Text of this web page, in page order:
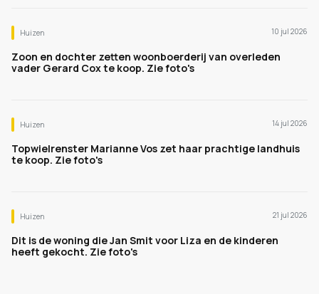
Huizen 10 jul 2026
Zoon en dochter zetten woonboerderij van overleden
vader Gerard Cox te koop. Zie foto's
Huizen 14 jul 2026
Topwielrenster Marianne Vos zet haar prachtige landhuis
te koop. Zie foto's
Huizen 21 jul 2026
Dit is de woning die Jan Smit voor Liza en de kinderen
heeft gekocht. Zie foto's